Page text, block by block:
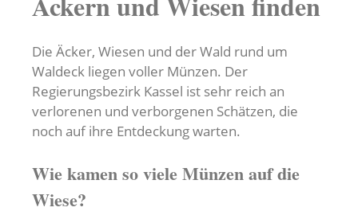
Die Äcker, Wiesen und der Wald rund um
Waldeck liegen voller Münzen. Der
Regierungsbezirk Kassel ist sehr reich an
verlorenen und verborgenen Schätzen, die
noch auf ihre Entdeckung warten.
Wie kamen so viele Münzen auf die
Wiese?